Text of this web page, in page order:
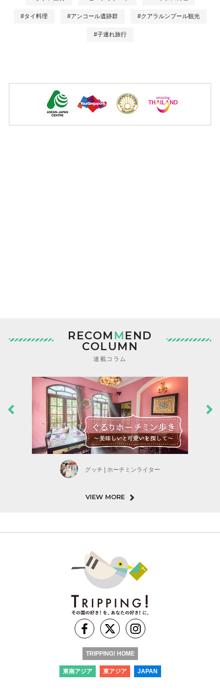
#タイ料理 #アンコール遺跡群 #クアラルンプール観光
#子連れ旅行
RECOM MEND
COLUMN
連載コラム
グッチ | ホーチミンライター
VIEW MORE
TRIPPING! HOME
東南アジア 東アジア JAPAN